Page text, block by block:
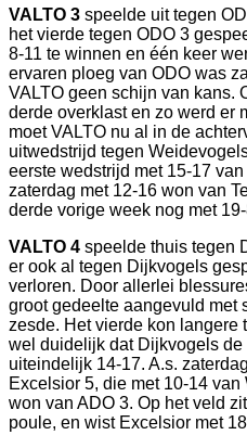
VALTO 3 speelde uit tegen
het vierde tegen ODO 3
8-11 te winnen en één keer
ervaren ploeg van ODO was
VALTO geen schijn van kans.
derde overklast en zo werd er
moet VALTO nu al in de
uitwedstrijd tegen
eerste wedstrijd met 15-17
zaterdag met 12-16 won van
derde vorige week nog met
VALTO 4 speelde thuis tegen
er ook al tegen Dijkvogels
verloren. Door allerlei
groot gedeelte aangevuld met
zesde. Het vierde kon langere
wel duidelijk dat Dijkvogels
uiteindelijk 14-17. A.s.
Excelsior 5, die met 10-14
won van ADO 3. Op het veld
poule, en wist Excelsior met